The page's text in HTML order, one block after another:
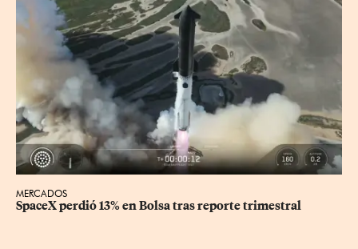
MERCADOS
SpaceX perdió 13% en Bolsa tras reporte trimestral